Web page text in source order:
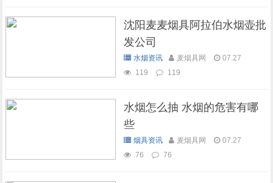
沈阳麦麦烟具阿拉伯水烟壶批
发公司
水烟资讯 麦烟具网
07.27
119
119
水烟怎么抽 水烟的危害有哪
些
烟具资讯 麦烟具网
07.27
76
76